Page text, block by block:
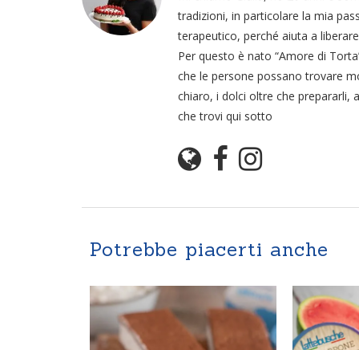
tradizioni, in particolare la mia
terapeutico, perché aiuta a
Per questo è nato “Amore di
che le persone possano trovare
chiaro, i dolci oltre che prepararli,
che trovi qui sotto
Potrebbe piacerti anche